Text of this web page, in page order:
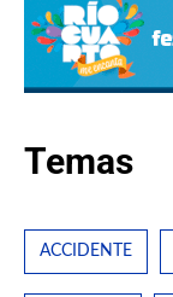
Temas
ACCIDENTE